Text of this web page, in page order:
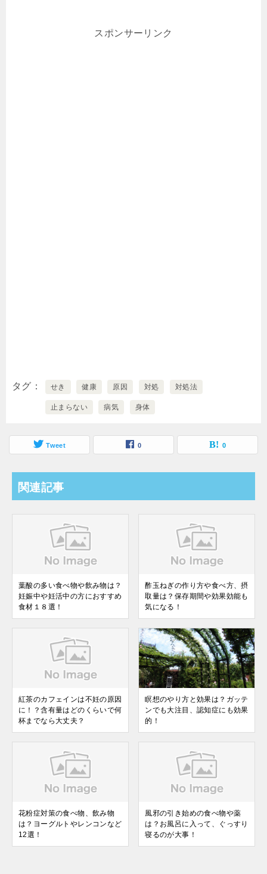
スポンサーリンク
タグ せき 健康 原因 対処 対処法
止まらない 病気 身体
Tweet 0 0
関連記事
葉酸の多い食べ物や飲み物は？
妊娠中や妊活中の方におすすめ
食材１８選！
酢玉ねぎの作り方や食べ方、摂
取量は？保存期間や効果効能も
気になる！
紅茶のカフェインは不妊の原因
に！？含有量はどのくらいで何
杯までなら大丈夫？
瞑想のやり方と効果は？ガッテ
ンでも大注目、認知症にも効果
的！
花粉症対策の食べ物、飲み物
は？ヨーグルトやレンコンなど
12選！
風邪の引き始めの食べ物や薬
は？お風呂に入って、ぐっすり
寝るのが大事！